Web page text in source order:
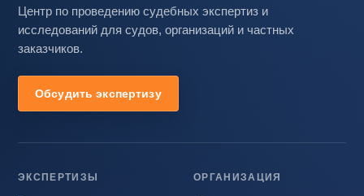
Центр по проведению судебных экспертиз и
исследований для судов, организаций и частных
заказчиков.
Обсудить экспертизу
ЭКСПЕРТИЗЫ ОРГАНИЗАЦИЯ